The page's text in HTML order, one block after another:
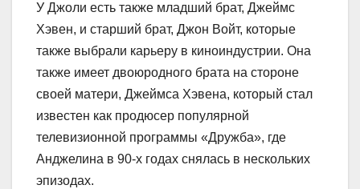
У Джоли есть также младший брат, Джеймс
Хэвен, и старший брат, Джон Войт, которые
также выбрали карьеру в киноиндустрии. Она
также имеет двоюродного брата на стороне
своей матери, Джеймса Хэвена, который стал
известен как продюсер популярной
телевизионной программы «Дружба», где
Анджелина в 90-х годах снялась в нескольких
эпизодах.